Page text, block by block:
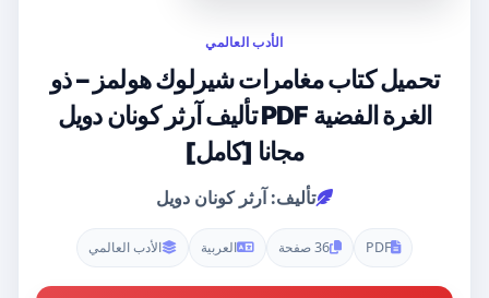
الأدب العالمي
تحميل كتاب مغامرات شيرلوك هولمز – ذو
الغرة الفضية PDF تأليف آرثر كونان دويل
مجانا [كامل]
تأليف: آرثر كونان دويل
PDF 36 صفحة العربية الأدب العالمي